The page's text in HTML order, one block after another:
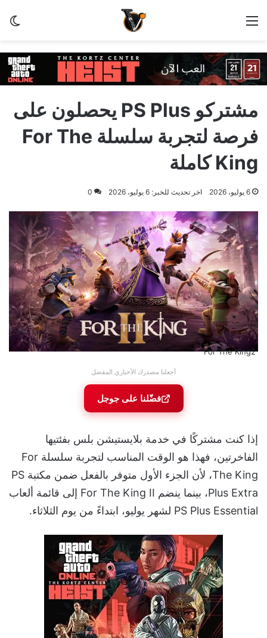
القائمة
مشتركو PS Plus يحصلون على
فرصة لتجربة سلسلة For The
King كاملة
6 يوليو، 2026 اخر تحديث للخبر: 6 يوليو، 2026 0
For The King2
أجعلنا مصدرك الأخباري المفضل
فضّلنا على جوجل
إذا كنت مشتركًا في خدمة بلايستيشن بلس بفئتيها
الفاخرتين، فهذا هو الوقت المناسب لتجربة سلسلة For
The King، لأن الجزء الأول متوفر بالفعل ضمن مكتبة PS
Plus Extra، بينما ينضم For The King II إلى قائمة ألعاب
PS Plus Essential لشهر يوليو، ابتداءً من يوم الثلاثاء.